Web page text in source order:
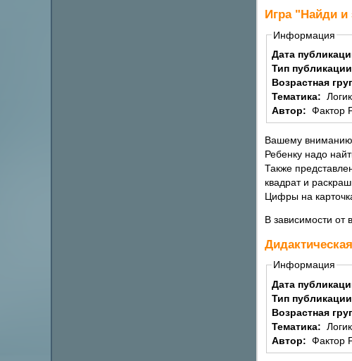
Игра "Найди и
Информация
Дата
Тип
Возрастная
Тематика:
Автор: Фактор
Вашему вниманию
Ребенку надо
Также
квадрат и
Цифры на
В зависимости от
Информация
Дата
Тип
Возрастная
Тематика:
Автор: Фактор